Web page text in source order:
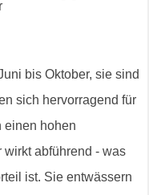
bis Oktober, sie sind
sich hervorragend für
einen hohen
wirkt abführend - was
ist. Sie entwässern